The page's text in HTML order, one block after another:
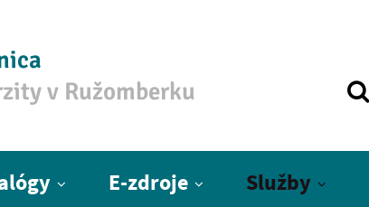
v Ružomberku
E-zdroje Služby